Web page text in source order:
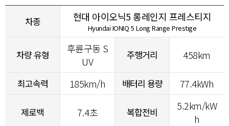
차종 현대 아이오닉5 롱레인지 프레스티지
Hyundai IONIQ 5 Long Range Prestige
차량 유형
후륜구동 S
UV
주행거리 458km
최고속력 185km/h 배터리 용량 77.4kWh
제로백 7.4초 복합전비
5.2km/kW
h